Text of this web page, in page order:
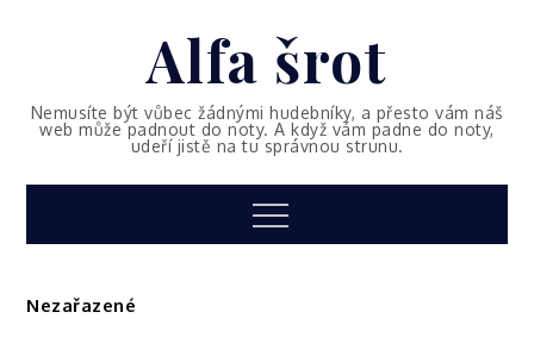
Alfa šrot
Nemusíte být vůbec žádnými hudebníky, a přesto vám náš
web může padnout do noty. A když vám padne do noty,
udeří jistě na tu správnou strunu.
Menu
Nezařazené